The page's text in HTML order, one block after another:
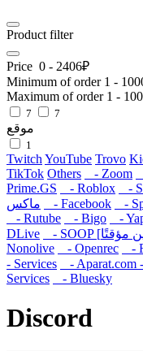
Product filter
Price 0 - 2406₽
Minimum of order 1 -
Maximum of order 1 -
7 7
موقع
1
Twitch YouTube Trovo
TikTok Others - Zoom
Prime.GS
- Roblox -
ماكس
- Facebook -
- Rutube
- Bigo -
DLive
Nonolive
- Openrec -
- Services
- Aparat.com
Services
- Bluesky
Discord